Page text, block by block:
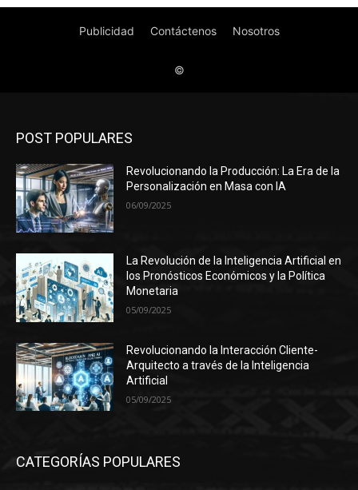
POST POPULARES
Revolucionando la Producción: La Era de la
Personalización en Masa con IA
06/09/2025
La Revolución de la Inteligencia Artificial en
los Pronósticos Económicos y la Política
Monetaria
05/09/2025
Revolucionando la Interacción Cliente-
Arquitecto a través de la Inteligencia
Artificial
05/09/2025
CATEGORÍAS POPULARES